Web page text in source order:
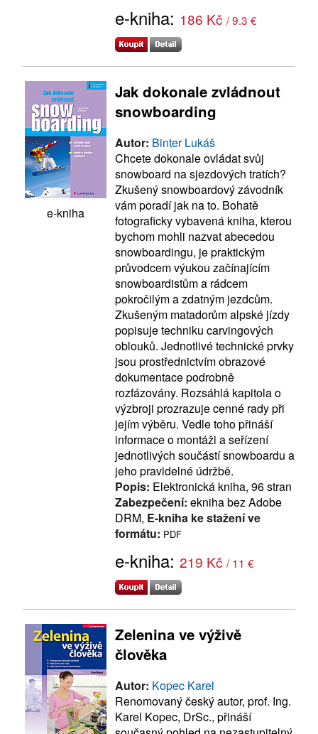
e-kniha: 186 Kč / 9.3 €
e-kniha
Jak dokonale zvládnout
snowboarding
Autor: Binter Lukáš
Chcete dokonale ovládat svůj
snowboard na sjezdových tratích?
Zkušený snowboardový závodník
vám poradí jak na to. Bohatě
fotograficky vybavená kniha, kterou
bychom mohli nazvat abecedou
snowboardingu, je praktickým
průvodcem výukou začínajícím
snowboardistům a rádcem
pokročilým a zdatným jezdcům.
Zkušeným matadorům alpské jízdy
popisuje techniku carvingových
oblouků. Jednotlivé technické prvky
jsou prostřednictvím obrazové
dokumentace podrobně
rozfázovány. Rozsáhlá kapitola o
výzbroji prozrazuje cenné rady při
jejím výběru. Vedle toho přináší
informace o montáži a seřízení
jednotlivých součástí snowboardu a
jeho pravidelné údržbě.
Popis: Elektronická kniha, 96 stran
Zabezpečení: ekniha bez Adobe
DRM, E-kniha ke stažení ve
formátu: PDF
e-kniha: 219 Kč / 11 €
Zelenina ve výživě
člověka
Autor: Kopec Karel
Renomovaný český autor, prof. Ing.
Karel Kopec, DrSc., přináší